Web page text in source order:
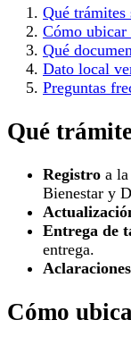
Qué trámites
Cómo ubicar
Qué
Dato local
Preguntas
Qué
Registro a
Bienestar y
Entrega de
entrega.
Cómo